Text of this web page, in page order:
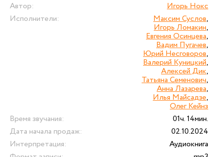
Автор:
Игорь Нокс
Исполнители:
Максим Суслов,
Игорь Ломакин,
Евгения Осинцева,
Вадим Пугачев,
Юрий Несговоров,
Валерий Куницкий,
Алексей Дик,
Татьяна Семенович,
Анна Лазарева,
Илья Майсадзе,
Олег Кейнз
Время звучания:
01ч. 14мин.
Дата начала продаж:
02.10.2024
Интерпретация:
Аудиокнига